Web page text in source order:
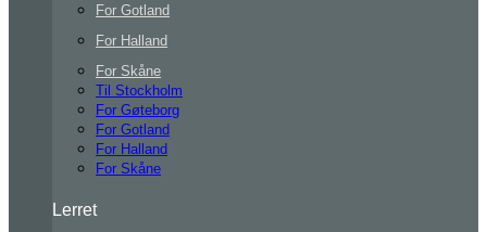
For Gotland
For Halland
For Skåne
Til Stockholm
For Gøteborg
For Gotland
For Halland
For Skåne
Lerret